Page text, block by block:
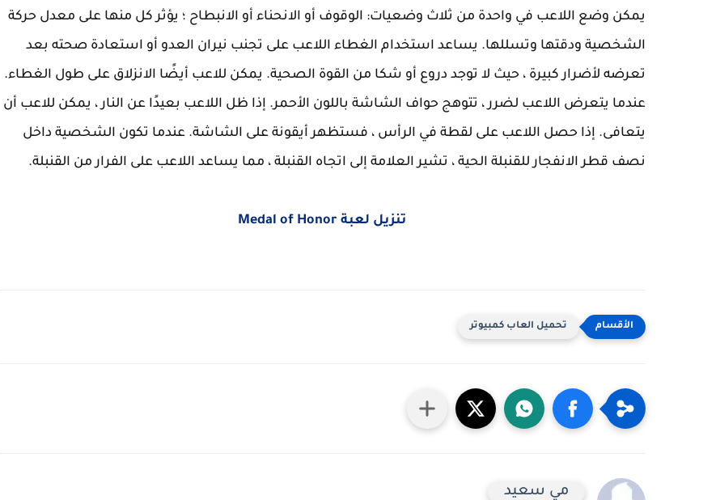
يمكن وضع اللاعب في واحدة من ثلاث وضعيات: الوقوف أو الانحناء أو الانبطاح ؛ يؤثر كل منها على معدل حركة
الشخصية ودقتها وتسللها. يساعد استخدام الغطاء اللاعب على تجنب نيران العدو أو استعادة صحته بعد
تعرضه لأضرار كبيرة ، حيث لا توجد دروع أو شكا من القوة الصحية. يمكن للاعب أيضًا الانزلاق على طول الغطاء.
عندما يتعرض اللاعب لضرر ، تتوهج حواف الشاشة باللون الأحمر. إذا ظل اللاعب بعيدًا عن النار ، يمكن للاعب أن
يتعافى. إذا حصل اللاعب على لقطة في الرأس ، فستظهر أيقونة على الشاشة. عندما تكون الشخصية داخل
نصف قطر الانفجار للقنبلة الحية ، تشير العلامة إلى اتجاه القنبلة ، مما يساعد اللاعب على الفرار من القنبلة.
تنزيل لعبة Medal of Honor
تحميل العاب كمبيوتر
مي سعيد